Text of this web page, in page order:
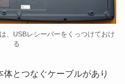
、USBレシーバーをくっつけておけ
る
とつなぐケーブルがあり